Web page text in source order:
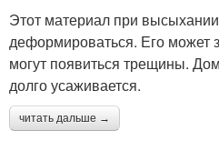
Этот материал при
деформироваться. Его может
могут появиться трещины.
долго усаживается.
читать дальше →